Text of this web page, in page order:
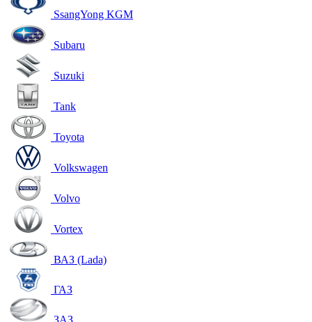
SsangYong KGM
Subaru
Suzuki
Tank
Toyota
Volkswagen
Volvo
Vortex
ВАЗ (Lada)
ГАЗ